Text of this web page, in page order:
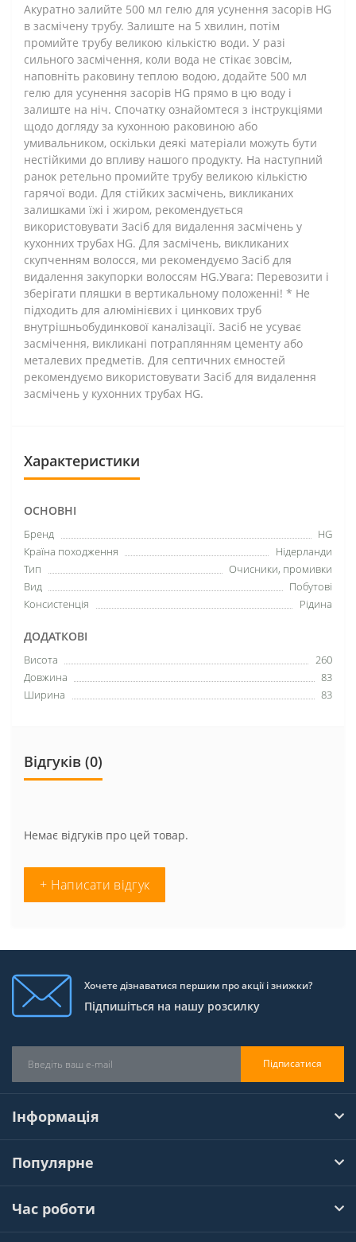
Акуратно залийте 500 мл гелю для усунення засорів HG
в засмічену трубу. Залиште на 5 хвилин, потім
промийте трубу великою кількістю води. У разі
сильного засмічення, коли вода не стікає зовсім,
наповніть раковину теплою водою, додайте 500 мл
гелю для усунення засорів HG прямо в цю воду і
залиште на ніч. Спочатку ознайомтеся з інструкціями
щодо догляду за кухонною раковиною або
умивальником, оскільки деякі матеріали можуть бути
нестійкими до впливу нашого продукту. На наступний
ранок ретельно промийте трубу великою кількістю
гарячої води. Для стійких засмічень, викликаних
залишками їжі і жиром, рекомендується
використовувати Засіб для видалення засмічень у
кухонних трубах HG. Для засмічень, викликаних
скупченням волосся, ми рекомендуємо Засіб для
видалення закупорки волоссям HG.Увага: Перевозити і
зберігати пляшки в вертикальному положенні! * Не
підходить для алюмінієвих і цинкових труб
внутрішньобудинкової каналізації. Засіб не усуває
засмічення, викликані потраплянням цементу або
металевих предметів. Для септичних ємностей
рекомендуємо використовувати Засіб для видалення
засмічень у кухонних трубах HG.
Характеристики
ОСНОВНІ
Бренд
HG
Країна походження
Нідерланди
Тип
Очисники, промивки
Вид
Побутові
Консистенція
Рідина
ДОДАТКОВІ
Висота
260
Довжина
83
Ширина
83
Відгуків (0)
Немає відгуків про цей товар.
+ Написати відгук
Хочете дізнаватися першим про акції і знижки?
Підпишіться на нашу розсилку
Підписатися
Інформація
Популярне
Час роботи